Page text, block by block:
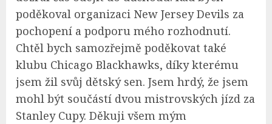
poděkoval organizaci New Jersey Devils za
pochopení a podporu mého rozhodnutí.
Chtěl bych samozřejmě poděkovat také
klubu Chicago Blackhawks, díky kterému
jsem žil svůj dětský sen. Jsem hrdý, že jsem
mohl být součástí dvou mistrovských jízd za
Stanley Cupy. Děkuji všem mým